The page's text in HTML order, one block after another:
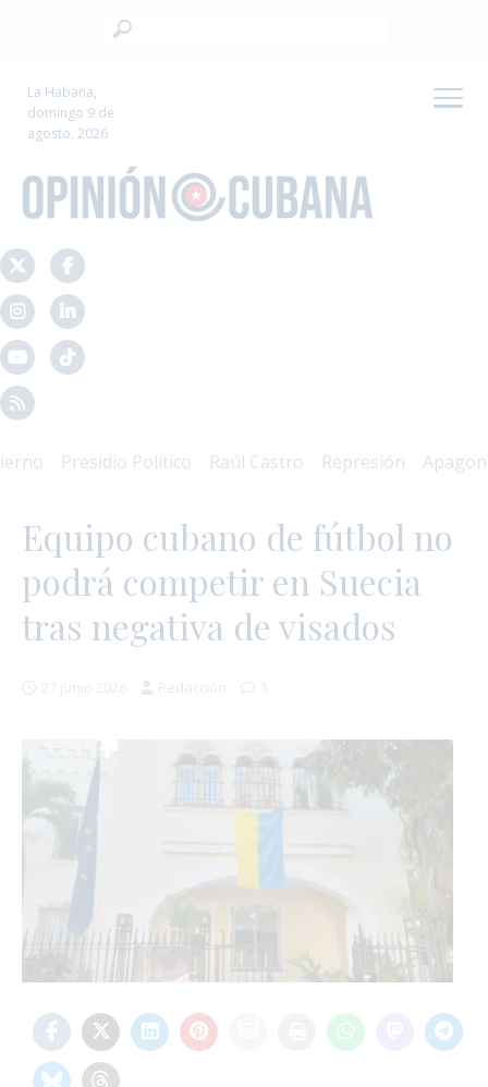
La Habana,
domingo 9 de
agosto, 2026
Presidio Político Raúl Castro Represión Apagones
Equipo cubano de fútbol no
podrá competir en Suecia
tras negativa de visados